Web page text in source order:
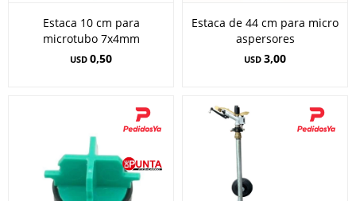
Estaca 10 cm para
microtubo 7x4mm
USD 0,50
Estaca de 44 cm para micro
aspersores
USD 3,00